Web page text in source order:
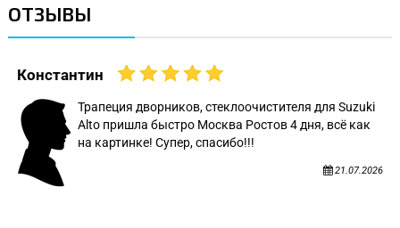
ОТЗЫВЫ
Константин
Трапеция дворников, стеклоочистителя для Suzuki
Alto пришла быстро Москва Ростов 4 дня, всё как
на картинке! Супер, спасибо!!!
21.07.2026